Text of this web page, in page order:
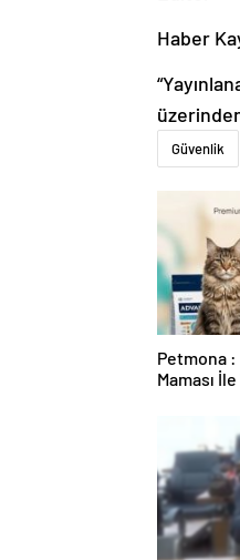
Haber
Güvenlik
Petmona :
Maması